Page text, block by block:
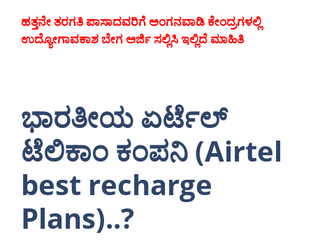
ಹತ್ತನೇ ತರಗತಿ ಪಾಸಾದವರಿಗೆ ಅಂಗನವಾಡಿ ಕೇಂದ್ರಗಳಲ್ಲಿ
ಉದ್ಯೋಗಾವಕಾಶ ಬೇಗ ಅರ್ಜಿ ಸಲ್ಲಿಸಿ ಇಲ್ಲಿದೆ ಮಾಹಿತಿ
ಭಾರತೀಯ ಏರ್ಟೆಲ್
ಟೆಲಿಕಾಂ ಕಂಪನಿ (Airtel
best recharge
Plans)..?